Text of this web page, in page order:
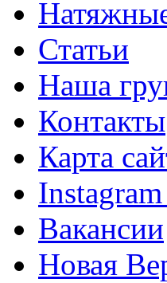
Статьи
Наша
Контакты
Карта
Вакансии
Новая